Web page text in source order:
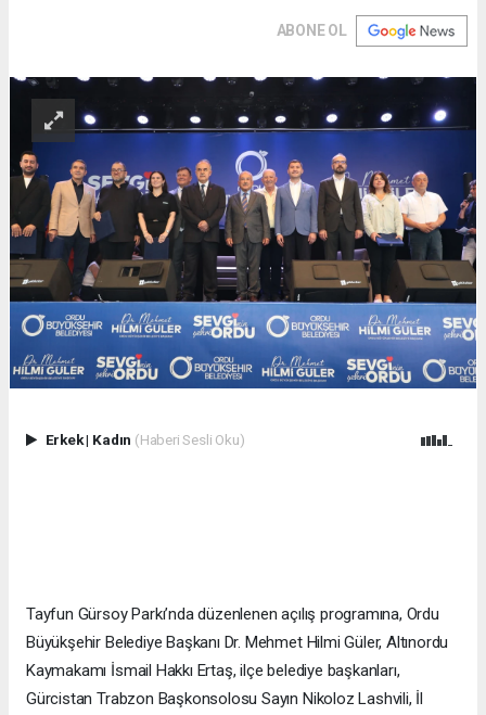
ABONE OL
Erkek| Kadın (Haberi Sesli Oku)
Tayfun Gürsoy Parkı’nda düzenlenen açılış programına, Ordu
Büyükşehir Belediye Başkanı Dr. Mehmet Hilmi Güler, Altınordu
Kaymakamı İsmail Hakkı Ertaş, ilçe belediye başkanları,
Gürcistan Trabzon Başkonsolosu Sayın Nikoloz Lashvili, İl